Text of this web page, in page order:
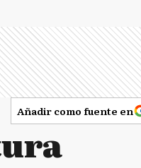
Añadir como fuente en